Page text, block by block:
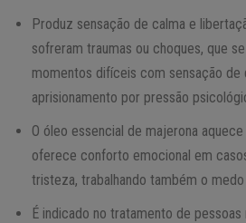
Produz sensação de calma e
sofreram traumas ou choques, que
momentos difíceis com sensação de
aprisionamento por pressão
O óleo essencial de majerona
oferece conforto emocional em
tristeza, trabalhando também o medo
É indicado no tratamento de